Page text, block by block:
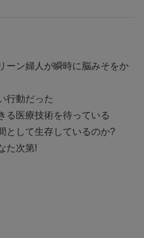
ーン婦人が瞬時に脳みそをか
行動だった
る医療技術を待っている
として生存しているのか?
た次第!